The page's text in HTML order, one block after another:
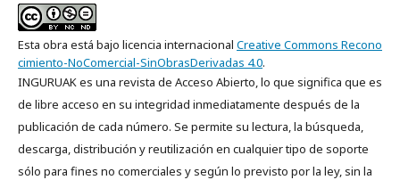
Esta obra está bajo licencia internacional Creative Commons Recono
cimiento-NoComercial-SinObrasDerivadas 4.0.
INGURUAK es una revista de Acceso Abierto, lo que significa que es
de libre acceso en su integridad inmediatamente después de la
publicación de cada número. Se permite su lectura, la búsqueda,
descarga, distribución y reutilización en cualquier tipo de soporte
sólo para fines no comerciales y según lo previsto por la ley, sin la